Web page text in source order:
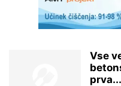
Vse
prva...